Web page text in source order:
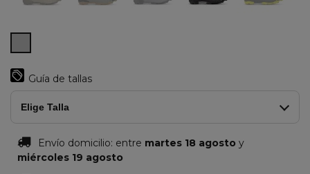
Negro/Plata
Guía de tallas
Elige Talla
Envío domicilio: entre martes 18 agosto y
miércoles 19 agosto